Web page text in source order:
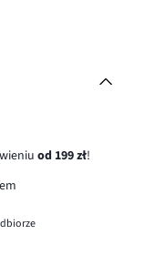
od 199 zł!